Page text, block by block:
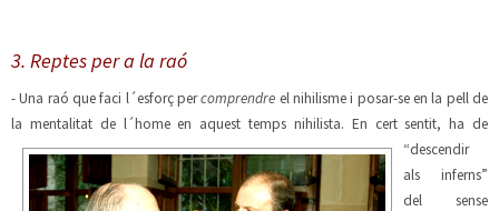
3. Reptes per a la raó
- Una raó que faci l´esforç percomprendre el nihilisme i posar-se en la pell de
la mentalitat de l´home en aquest temps nihilista. En cert sentit, ha de
“descendir
als inferns”
del sense